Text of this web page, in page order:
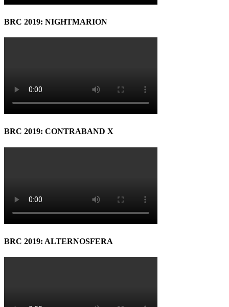
BRC 2019: NIGHTMARION
BRC 2019: CONTRABAND X
BRC 2019: ALTERNOSFERA